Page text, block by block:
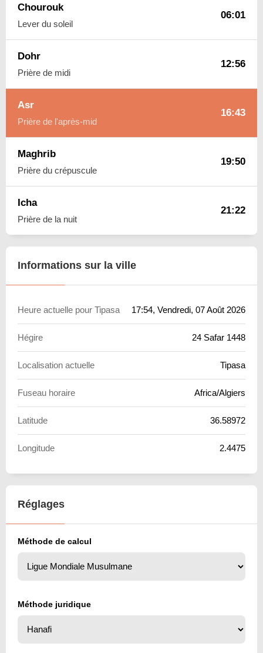
Chourouk
Lever du soleil
06:01
Dohr
Prière de midi
12:56
Asr
Prière de l'après-mid
16:43
Maghrib
Prière du crépuscule
19:50
Icha
Prière de la nuit
21:22
Informations sur la ville
Heure actuelle pour Tipasa 17:54, Vendredi, 07 Août 2026
Hégire 24 Safar 1448
Localisation actuelle Tipasa
Fuseau horaire Africa/Algiers
Latitude 36.58972
Longitude 2.4475
Réglages
Méthode de calcul
Méthode juridique